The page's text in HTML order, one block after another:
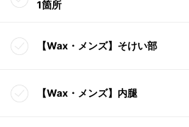
1箇所
【Wax・メンズ】そけい部
【Wax・メンズ】内腿